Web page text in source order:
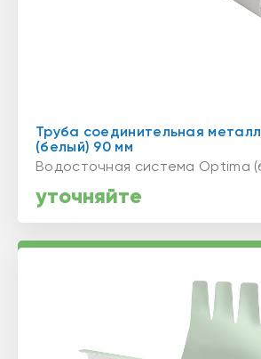
Труба соединительная
(белый) 90 мм
Водосточная система Optima
уточняйте